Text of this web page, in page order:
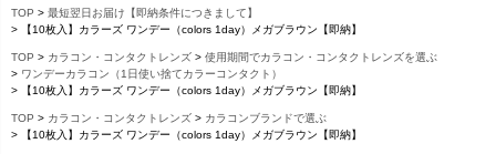
TOP
最短翌日お届け【即納条件につきまして】
【10枚入】カラーズ ワンデー（colors 1day）メガブラウン【即納】
TOP カラコン・コンタクトレンズ
使用期間でカラコン・コンタクトレンズを選ぶ
ワンデーカラコン（1日使い捨てカラーコンタクト）
【10枚入】カラーズ ワンデー（colors 1day）メガブラウン【即納】
TOP カラコン・コンタクトレンズ
カラコンブランドで選ぶ
【10枚入】カラーズ ワンデー（colors 1day）メガブラウン【即納】